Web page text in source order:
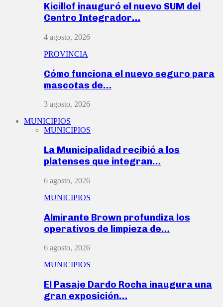
Kicillof inauguró el nuevo SUM del
Centro Integrador…
4 agosto, 2026
PROVINCIA
Cómo funciona el nuevo seguro para
mascotas de…
3 agosto, 2026
MUNICIPIOS
MUNICIPIOS
La Municipalidad recibió a los
platenses que integran…
6 agosto, 2026
MUNICIPIOS
Almirante Brown profundiza los
operativos de limpieza de…
6 agosto, 2026
MUNICIPIOS
El Pasaje Dardo Rocha inaugura una
gran exposición…